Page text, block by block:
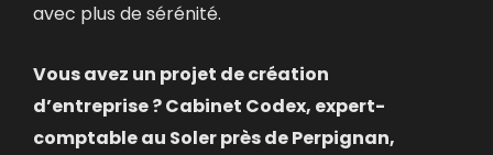
avec plus de sérénité.
Vous avez un projet de création
d’entreprise ? Cabinet Codex, expert-
comptable au Soler près de Perpignan,